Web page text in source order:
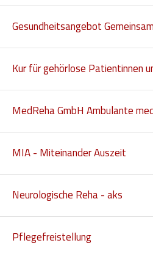
Gesundheitsangebot
Kur für gehörlose Patientinnen
MedReha GmbH Ambulante
MIA - Miteinander Auszeit
Neurologische Reha - aks
Pflegefreistellung
Gesetzliche Vertretungen
Kindheit und Jugend
Selbsthilfe und Selbstvertretung
Pflege, Pflegende Angehörige